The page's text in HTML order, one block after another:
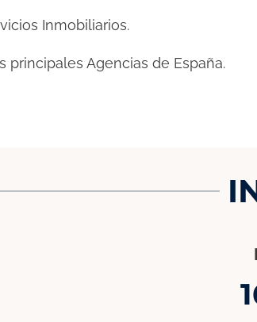
Inmobiliarios.
principales Agencias de España.